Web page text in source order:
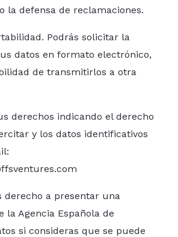
la defensa de reclamaciones.
Podrás solicitar la
datos en formato electrónico,
de transmitirlos a otra
derechos indicando el derecho
y los datos identificativos
derecho a presentar una
la Agencia Española de
si consideras que se puede